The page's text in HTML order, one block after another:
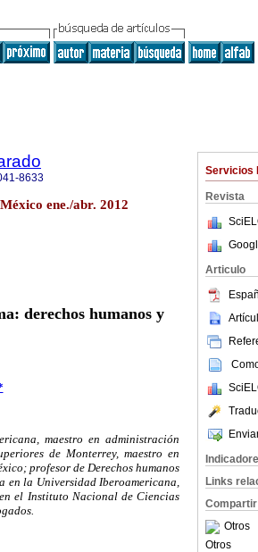
Servicios
Revista
Articulo
Links
Compartir
Otros
Otros
8633
ene./abr. 2012
derechos humanos y
maestro en administración
de Monterrey, maestro en
profesor de Derechos humanos
en la Universidad Iberoamericana,
el Instituto Nacional de Ciencias